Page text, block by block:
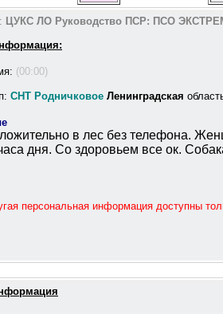
: ЦУКС ЛО Руководство ПСР: ПСО
(00:00)
СНТ Родничковое Ленинградская
в лес без телефона.
дня. Со здоровьем все ок.
персональная информация доступны